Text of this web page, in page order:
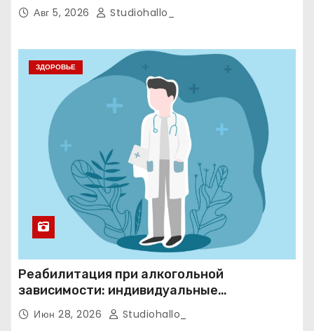
Авг 5, 2026 Studiohallo_
ЗДОРОВЬЕ
Реабилитация при алкогольной
зависимости: индивидуальные
программы, психотерапия и
ресоциализация при анонимном подходе
Июн 28, 2026 Studiohallo_